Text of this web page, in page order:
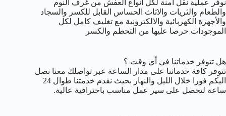
نوفر عملية نقل امنة لكل أنواع العفش من غرف النوم
والطعام والثريات والاثاث الحساس القابل للكسر والسجاد
والأجهزة الكهربائية والالكترونية مع تغليف كامل لكل
الموجودات حرصا عليها من التحطم والكسر
هل تتوفر خدماتنا في أي وقت ؟
تتوفر كافة خدماتنا على مدار الساعة عبر تواصلك معنا نصل
اليكم فورا خلال الليل والنهار بحيث نقدم خدمتنا طوال 24
ساعة لتحصل على سير عمل مناسب باحترافية عالية.